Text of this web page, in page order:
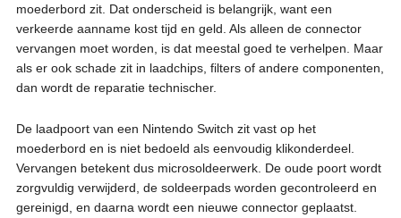
moederbord zit. Dat onderscheid is belangrijk, want een
verkeerde aanname kost tijd en geld. Als alleen de connector
vervangen moet worden, is dat meestal goed te verhelpen. Maar
als er ook schade zit in laadchips, filters of andere componenten,
dan wordt de reparatie technischer.
De laadpoort van een Nintendo Switch zit vast op het
moederbord en is niet bedoeld als eenvoudig klikonderdeel.
Vervangen betekent dus microsoldeerwerk. De oude poort wordt
zorgvuldig verwijderd, de soldeerpads worden gecontroleerd en
gereinigd, en daarna wordt een nieuwe connector geplaatst.